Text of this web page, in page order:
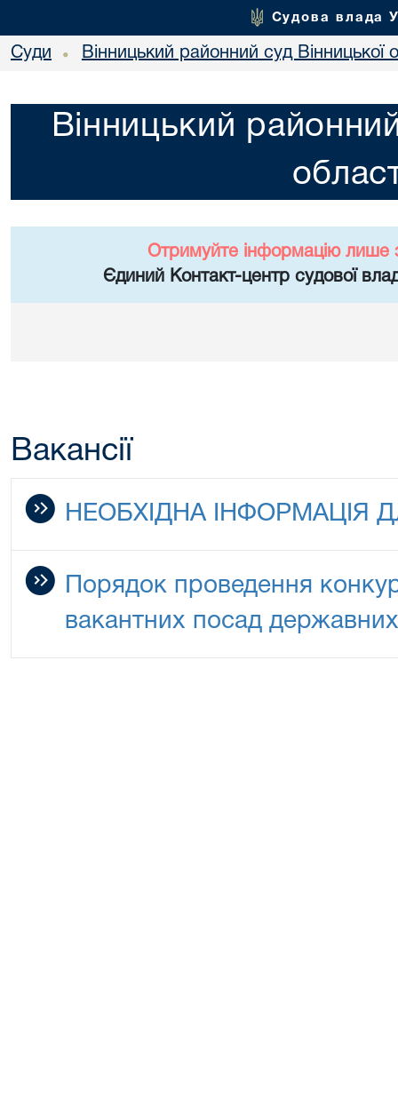
Судова влада
Суди • Вінницький районний суд Вінницької
Вінницький
Отримуйте інформацію лише
Єдиний Контакт-центр судової
Вакансії
НЕОБХІДНА ІНФОРМАЦІЯ
Порядок проведення
вакантних посад